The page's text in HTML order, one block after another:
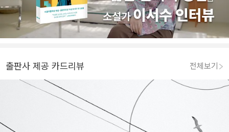
출판사 제공 카드리뷰 전체보기